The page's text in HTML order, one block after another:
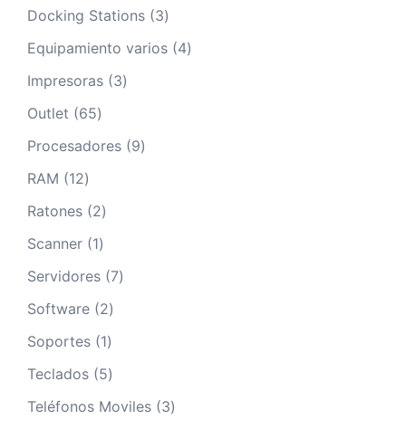
producto
Docking Stations 33
productos
Equipamiento varios 44
Impresoras 33
Outlet 6565
productos
Procesadores 99
RAM 1212
productos
Ratones 22
productos
Scanner 11
producto
Servidores 77
Software 22
productos
Soportes 11
producto
Teclados 55
productos
Teléfonos Moviles 33